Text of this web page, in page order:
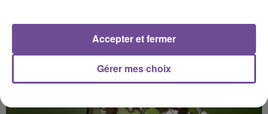
Gérer mes choix
Accepter et fermer